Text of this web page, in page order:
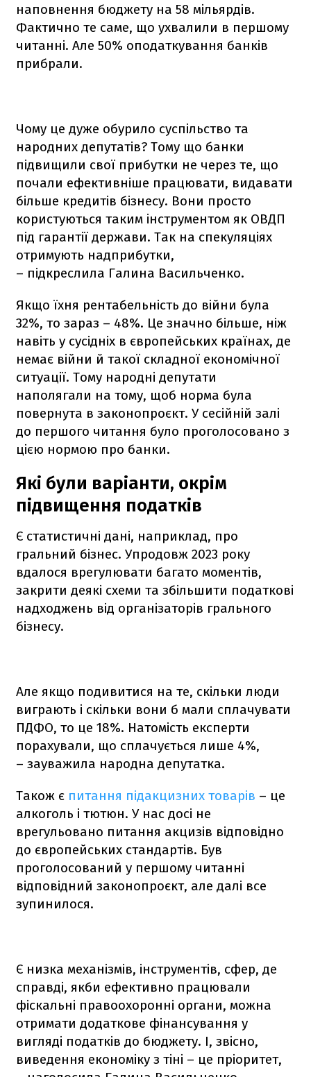
наповнення бюджету на 58 мільярдів.
Фактично те саме, що ухвалили в першому
читанні. Але 50% оподаткування банків
прибрали.
Чому це дуже обурило суспільство та
народних депутатів? Тому що банки
підвищили свої прибутки не через те, що
почали ефективніше працювати, видавати
більше кредитів бізнесу. Вони просто
користуються таким інструментом як ОВДП
під гарантії держави. Так на спекуляціях
отримують надприбутки,
– підкреслила Галина Васильченко.
Якщо їхня рентабельність до війни була
32%, то зараз – 48%. Це значно більше, ніж
навіть у сусідніх в європейських країнах, де
немає війни й такої складної економічної
ситуації. Тому народні депутати
наполягали на тому, щоб норма була
повернута в законопроєкт. У сесійній залі
до першого читання було проголосовано з
цією нормою про банки.
Які були варіанти, окрім
підвищення податків
Є статистичні дані, наприклад, про
гральний бізнес. Упродовж 2023 року
вдалося врегулювати багато моментів,
закрити деякі схеми та збільшити податкові
надходжень від організаторів грального
бізнесу.
Але якщо подивитися на те, скільки люди
виграють і скільки вони б мали сплачувати
ПДФО, то це 18%. Натомість експерти
порахували, що сплачується лише 4%,
– зауважила народна депутатка.
Також є питання підакцизних товарів – це
алкоголь і тютюн. У нас досі не
врегульовано питання акцизів відповідно
до європейських стандартів. Був
проголосований у першому читанні
відповідний законопроєкт, але далі все
зупинилося.
Є низка механізмів, інструментів, сфер, де
справді, якби ефективно працювали
фіскальні правоохоронні органи, можна
отримати додаткове фінансування у
вигляді податків до бюджету. І, звісно,
виведення економіку з тіні – це пріоритет,